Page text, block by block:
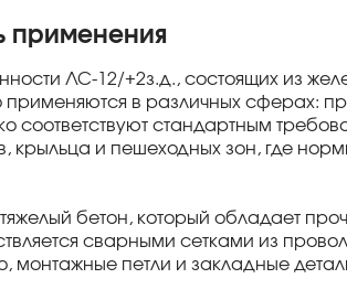
применения
ЛС-12/+2з.д., состоящих из
применяются в различных сферах:
соответствуют стандартным
крыльца и пешеходных зон, где
бетон, который обладает
сварными сетками из
монтажные петли и закладные